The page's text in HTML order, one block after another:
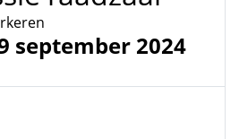
september 2024